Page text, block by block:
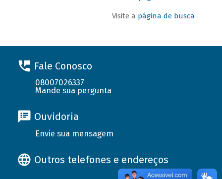
Visite a página de busca
Fale Conosco
08007026337
Mande sua pergunta
Ouvidoria
Envie sua mensagem
Outros telefones e endereços